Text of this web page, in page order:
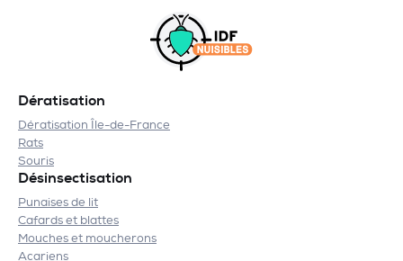
Dératisation
Dératisation Île-de-France
Rats
Souris
Désinsectisation
Punaises de lit
Cafards et blattes
Mouches et moucherons
Acariens